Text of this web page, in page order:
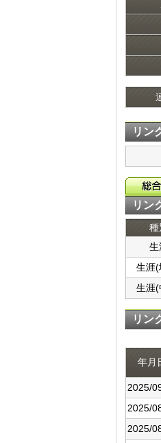
リン
リン
種
生
生涯(
生涯(
リン
年月
2025/
2025/
2025/